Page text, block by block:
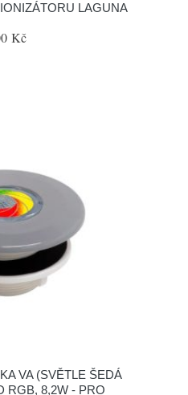
LAGUNA
Kč
VA (SVĚTLE ŠEDÁ
RGB, 8,2W - PRO